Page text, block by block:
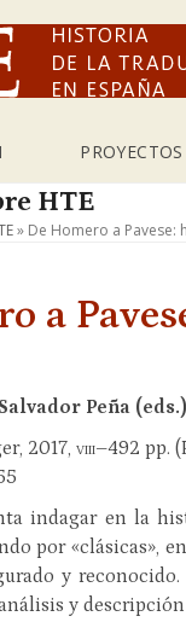
PROYECTOS
HTE
» De Homero a Pavese:
a
Peña (eds.)
2017,viii–492 pp.
indagar en la
por «clásicas»,
y
y